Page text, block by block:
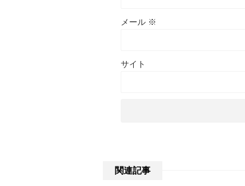
メール ※
サイト
関連記事